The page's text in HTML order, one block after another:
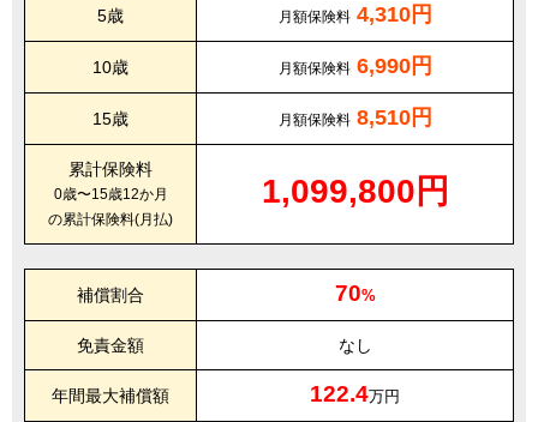
5歳 月額保険料 4,310円
10歳 月額保険料 6,990円
15歳 月額保険料 8,510円
累計保険料
0歳〜15歳12か月
の累計保険料(月払)
1,099,800円
補償割合 70%
免責金額 なし
年間最大補償額 122.4万円